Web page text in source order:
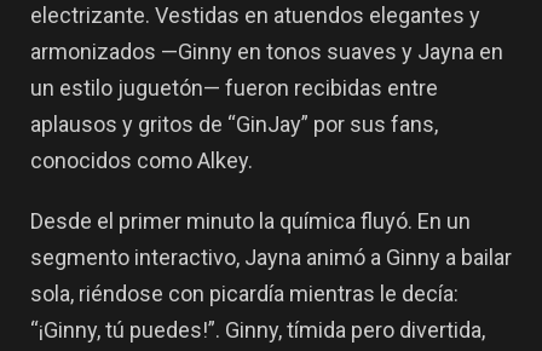
electrizante. Vestidas en atuendos elegantes y
armonizados —Ginny en tonos suaves y Jayna en
un estilo juguetón— fueron recibidas entre
aplausos y gritos de “GinJay” por sus fans,
conocidos comoAlkey.
Desde el primer minuto la química fluyó. En un
segmento interactivo, Jayna animó a Ginny a bailar
sola, riéndose con picardía mientras le decía:
“¡Ginny, tú puedes!”. Ginny, tímida pero divertida,